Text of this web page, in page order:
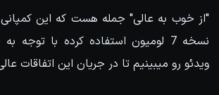
"از خوب به عالی" جمله هست که این
نسخه 7 لومیون استفاده کرده با
ویدئو رو میبینیم تا در جریان این اتفاقات